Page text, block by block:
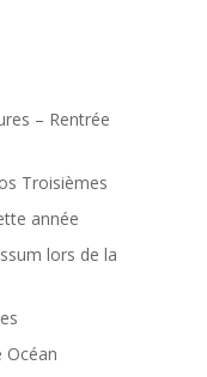
– Rentrée
Troisièmes
année
lors de la
Océan